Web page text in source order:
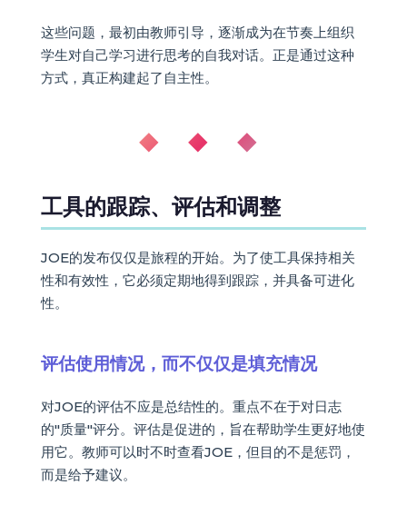
这些问题，最初由教师引导，逐渐成为在节奏上组织
学生对自己学习进行思考的自我对话。正是通过这种
方式，真正构建起了自主性。
◆ ◆ ◆
工具的跟踪、评估和调整
JOE的发布仅仅是旅程的开始。为了使工具保持相关
性和有效性，它必须定期地得到跟踪，并具备可进化
性。
评估使用情况，而不仅仅是填充情况
对JOE的评估不应是总结性的。重点不在于对日志
的"质量"评分。评估是促进的，旨在帮助学生更好地使
用它。教师可以时不时查看JOE，但目的不是惩罚，
而是给予建议。